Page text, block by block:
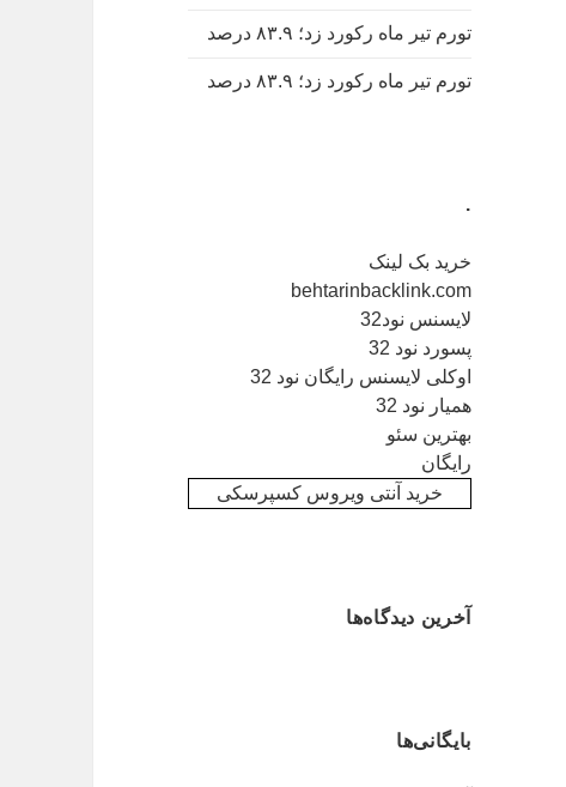
تورم تیر ماه رکورد زد؛ ۸۳.۹ درصد
تورم تیر ماه رکورد زد؛ ۸۳.۹ درصد
.
خرید بک لینک
behtarinbacklink.com
لایسنس نود32
پسورد نود 32
اوکلی لایسنس رایگان نود 32
همیار نود 32
بهترین سئو
رایگان
خرید آنتی ویروس کسپرسکی
آخرین دیدگاه‌ها
بایگانی‌ها